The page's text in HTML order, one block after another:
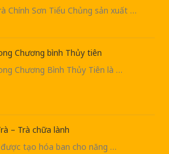
Chính Sơn Tiểu Chủng sản xuất …
Chương bình Thủy tiên
Chương Bình Thủy Tiên là …
– Trà chữa lành
tạo hóa ban cho năng …